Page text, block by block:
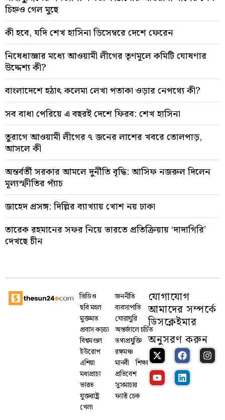
চিহ্নও গেল মুছে
কী হবে, যদি শেখ হাসিনা ডিসেম্বরে দেশে ফেরেন
নিষেধাজ্ঞার মধ্যে আওয়ামী লীগের তৃণমূলে কমিটি ঘোষণার
উদ্দেশ্য কী?
বাংলাদেশে হঠাৎ কলেমা লেখা পতাকা ওড়ার নেপথ্যে কী?
সব বাধা পেরিয়ে এ বছরই দেশে ফিরব: শেখ হাসিনা
তুরাগে আওয়ামী লীগের ৭ জনের লাশের খবরে তোলপাড়,
আসলে কী
অন্তর্বর্তী সরকার আমলে দুর্নীতি বৃদ্ধি: আসিফ নজরুল দিলেন
মূল্যস্ফীতির প্যাঁচ
জাহেদ প্রসঙ্গ: দিল্লির ব্যাখ্যায় খোশ নয় ঢাকা
তারেক রহমানের সফর নিয়ে ভারতে প্রতিক্রিয়ায় ‘দাদাগিরি’
দেখছে চীন
ভিডিও
ছবি মহল
মুক্তমত
প্রবাস কড়চা
বিশ্বমণ্ডল
ইউরোপ
এশিয়া
মধ্যপ্রাচ্য
ভারত
যুক্তরাষ্ট্র
খেলা
জননীতি
ব্যবসাপাতি
ঘোরাঘুরি
অন্তর্জালে চর্চিত
তথ্যপ্রযু্ক্তি
রঙ্গমঞ্চ
মানবী
শিক্ষা
প্রতিবেশ
সুসমাচার
ফ্যাক্ট চেক
যোগাযোগ
আমাদের সম্পর্কে
ডিসক্লেইমার
অনুসরণ করুন